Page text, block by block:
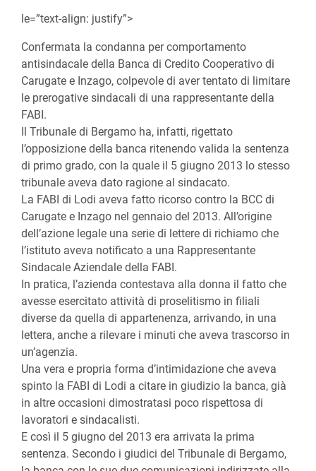
le=”text-align: justify”>
Confermata la condanna per comportamento
antisindacale della Banca di Credito Cooperativo di
Carugate e Inzago, colpevole di aver tentato di limitare
le prerogative sindacali di una rappresentante della
FABI.
Il Tribunale di Bergamo ha, infatti, rigettato
l’opposizione della banca ritenendo valida la sentenza
di primo grado, con la quale il 5 giugno 2013 lo stesso
tribunale aveva dato ragione al sindacato.
La FABI di Lodi aveva fatto ricorso contro la BCC di
Carugate e Inzago nel gennaio del 2013. All’origine
dell’azione legale una serie di lettere di richiamo che
l’istituto aveva notificato a una Rappresentante
Sindacale Aziendale della FABI.
In pratica, l’azienda contestava alla donna il fatto che
avesse esercitato attività di proselitismo in filiali
diverse da quella di appartenenza, arrivando, in una
lettera, anche a rilevare i minuti che aveva trascorso in
un’agenzia.
Una vera e propria forma d’intimidazione che aveva
spinto la FABI di Lodi a citare in giudizio la banca, già
in altre occasioni dimostratasi poco rispettosa di
lavoratori e sindacalisti.
E così il 5 giugno del 2013 era arrivata la prima
sentenza. Secondo i giudici del Tribunale di Bergamo,